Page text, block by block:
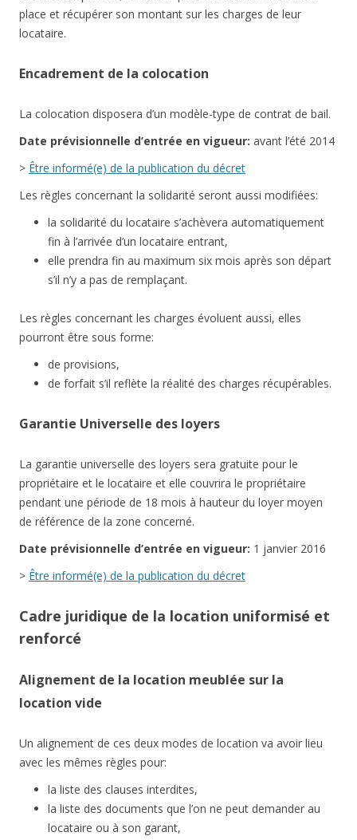
place et récupérer son montant sur les charges de leur
locataire.
Encadrement de la colocation
La colocation disposera d’un modèle-type de contrat de bail.
Date prévisionnelle d’entrée en vigueur: avant l’été 2014
> Être informé(e) de la publication du décret
Les règles concernant la solidarité seront aussi modifiées:
la solidarité du locataire s’achèvera automatiquement
fin à l’arrivée d’un locataire entrant,
elle prendra fin au maximum six mois après son départ
s’il n’y a pas de remplaçant.
Les règles concernant les charges évoluent aussi, elles
pourront être sous forme:
de provisions,
de forfait s’il reflète la réalité des charges récupérables.
Garantie Universelle des loyers
La garantie universelle des loyers sera gratuite pour le
propriétaire et le locataire et elle couvrira le propriétaire
pendant une période de 18 mois à hauteur du loyer moyen
de référence de la zone concerné.
Date prévisionnelle d’entrée en vigueur: 1 janvier 2016
> Être informé(e) de la publication du décret
Cadre juridique de la location uniformisé et
renforcé
Alignement de la location meublée sur la
location vide
Un alignement de ces deux modes de location va avoir lieu
avec les mêmes règles pour:
la liste des clauses interdites,
la liste des documents que l’on ne peut demander au
locataire ou à son garant,